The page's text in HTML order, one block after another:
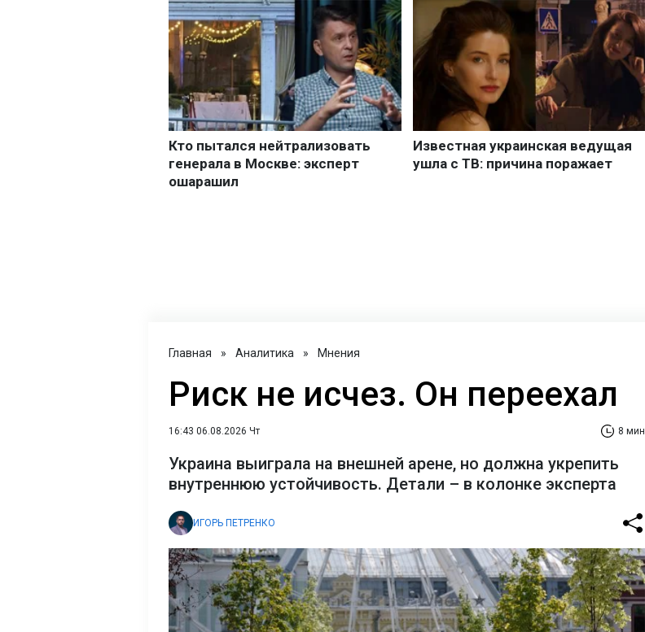
Главная » Аналитика » Мнения
Риск не исчез. Он переехал
16:43 06.08.2026 Чт 8 мин
Украина выиграла на внешней арене, но должна укрепить
внутреннюю устойчивость. Детали – в колонке эксперта
ИГОРЬ ПЕТРЕНКО